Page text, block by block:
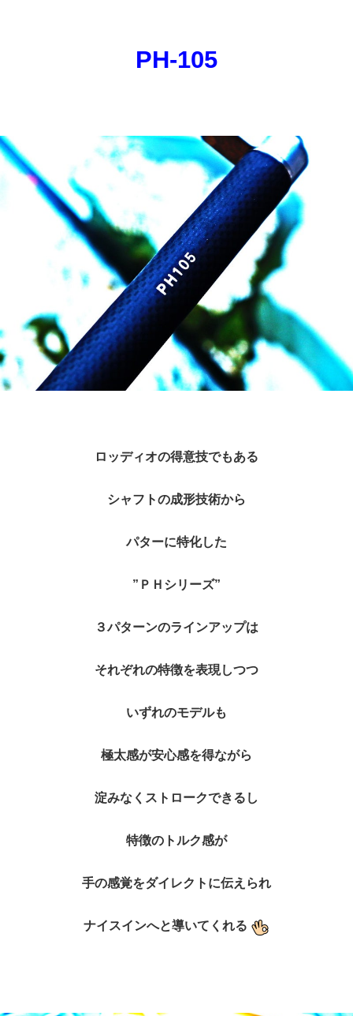
PH-105
ロッディオの得意技でもある
シャフトの成形技術から
パターに特化した
”ＰＨシリーズ”
３パターンのラインアップは
それぞれの特徴を表現しつつ
いずれのモデルも
極太感が安心感を得ながら
淀みなくストロークできるし
特徴のトルク感が
手の感覚をダイレクトに伝えられ
ナイスインへと導いてくれる